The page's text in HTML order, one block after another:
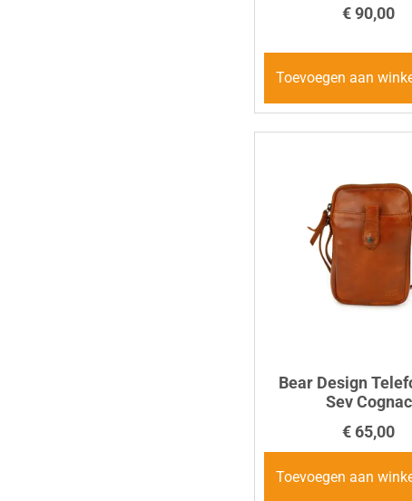
€90,00
Toevoegen aan
Bear Design
Sev Cognac
€ 65,00
Toevoegen aan